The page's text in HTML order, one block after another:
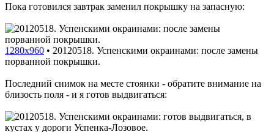
Пока готовился завтрак заменил покрышку на запасную:
1280x960 • 20120518. Успенскими окраинами: после замены
порванной покрышки.
Последний снимок на месте стоянки - обратите внимание на
близость поля - и я готов выдвигаться: